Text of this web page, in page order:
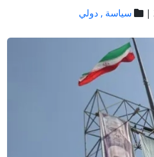
سياسة , دولي